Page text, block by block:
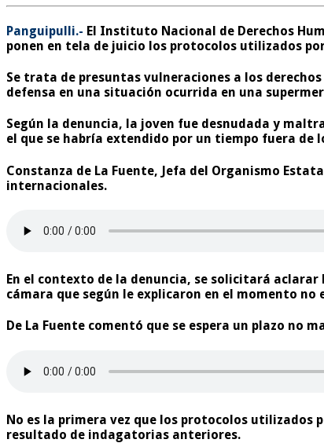
Panguipulli.- El Instituto Nacional de Derechos
ponen en tela de juicio los protocolos utilizados
Se trata de presuntas vulneraciones a los
defensa en una situación ocurrida en una
Según la denuncia, la joven fue desnudada y
el que se habría extendido por un tiempo fuera de
Constanza de La Fuente, Jefa del Organismo
internacionales.
En el contexto de la denuncia, se solicitará
cámara que según le explicaron en el momento
De La Fuente comentó que se espera un plazo no
No es la primera vez que los protocolos utilizados
resultado de indagatorias anteriores.